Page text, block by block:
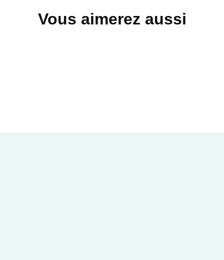
Vous aimerez aussi